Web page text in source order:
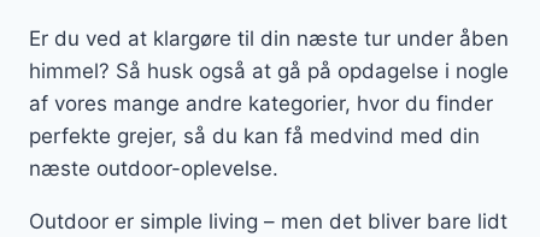
Er du ved at klargøre til din næste tur under åben
himmel? Så husk også at gå på opdagelse i nogle
af vores mange andre kategorier, hvor du finder
perfekte grejer, så du kan få medvind med din
næste outdoor-oplevelse.
Outdoor er simple living – men det bliver bare lidt